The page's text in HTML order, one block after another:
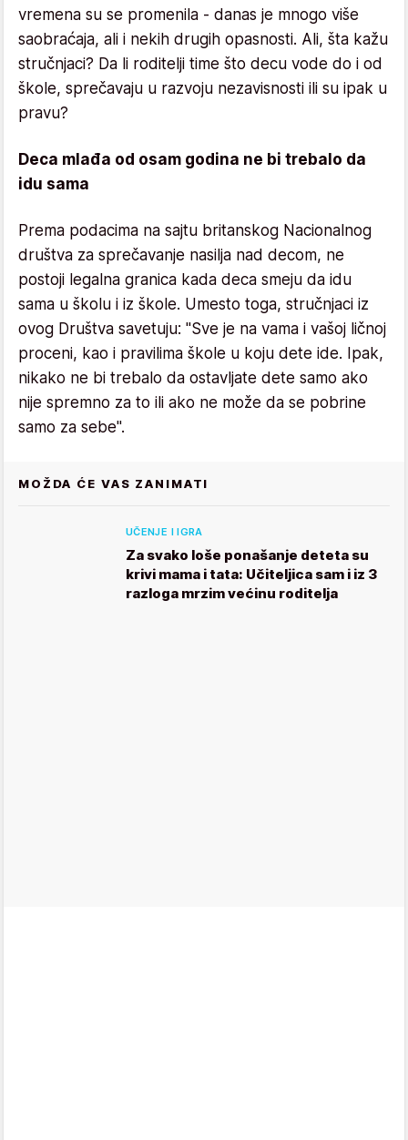
vremena su se promenila - danas je mnogo više
saobraćaja, ali i nekih drugih opasnosti. Ali, šta kažu
stručnjaci? Da li roditelji time što decu vode do i od
škole, sprečavaju u razvoju nezavisnosti ili su ipak u
pravu?
Deca mlađa od osam godina ne bi trebalo da
idu sama
Prema podacima na sajtu britanskog Nacionalnog
društva za sprečavanje nasilja nad decom, ne
postoji legalna granica kada deca smeju da idu
sama u školu i iz škole. Umesto toga, stručnjaci iz
ovog Društva savetuju: "Sve je na vama i vašoj ličnoj
proceni, kao i pravilima škole u koju dete ide. Ipak,
nikako ne bi trebalo da ostavljate dete samo ako
nije spremno za to ili ako ne može da se pobrine
samo za sebe".
MOŽDA ĆE VAS ZANIMATI
UČENJE I IGRA
Za svako loše ponašanje deteta su
krivi mama i tata: Učiteljica sam i iz 3
razloga mrzim većinu roditelja